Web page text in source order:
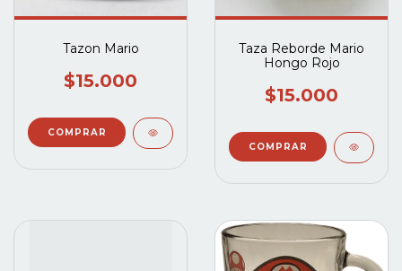
Tazon Mario
$15.000
Taza Reborde Mario
Hongo Rojo
$15.000